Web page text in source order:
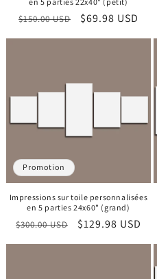
Prix
$150.00 USD
Prix
$69.98 USD
Promotion
Impressions sur toile personnalisées
en 5 parties 24x60" (grand)
Prix
$300.00 USD
Prix
$129.98 USD